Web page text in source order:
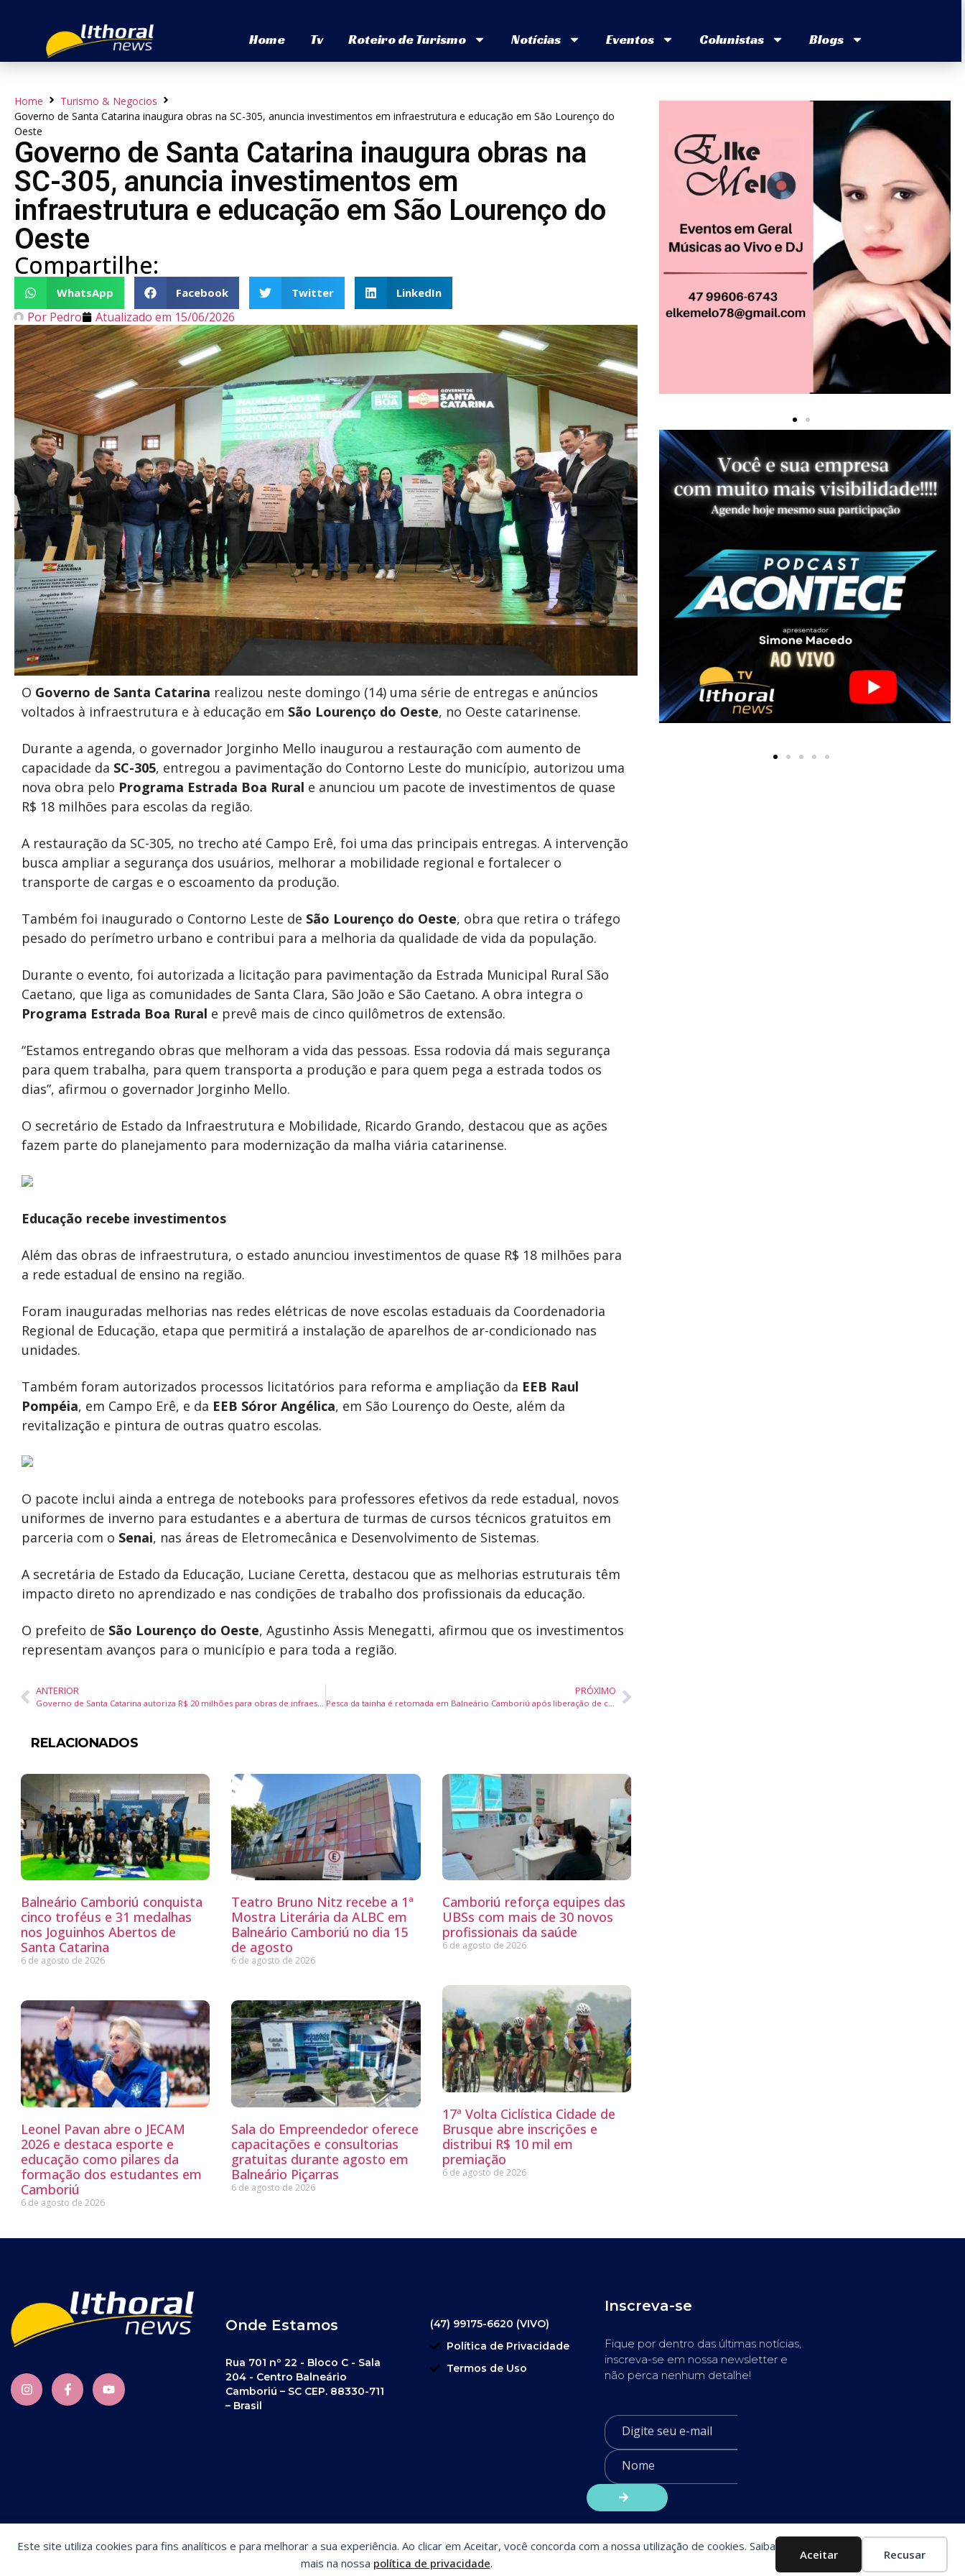
Este site utiliza cookies para fins analíticos e para melhorar a sua experiência. Ao clicar em Aceitar, você concorda com a nossa utilização de cookies. Saiba
mais na nossa política de privacidade.
Aceitar Recusar
Preferências de cookies
Home Tv Roteiro de Turismo Notícias Eventos Colunistas Blogs
Home
Turismo & Negocios
Governo de Santa Catarina inaugura obras na SC-305, anuncia investimentos em infraestrutura e educação em São Lourenço do
Oeste
Governo de Santa Catarina inaugura obras na
SC-305, anuncia investimentos em
infraestrutura e educação em São Lourenço do
Oeste
Compartilhe:
WhatsApp Facebook Twitter LinkedIn
Por Pedro Atualizado em 15/06/2026
O Governo de Santa Catarina realizou neste domingo (14) uma série de entregas e anúncios
voltados à infraestrutura e à educação em São Lourenço do Oeste, no Oeste catarinense.
Durante a agenda, o governador Jorginho Mello inaugurou a restauração com aumento de
capacidade da SC-305, entregou a pavimentação do Contorno Leste do município, autorizou uma
nova obra pelo Programa Estrada Boa Rural e anunciou um pacote de investimentos de quase
R$ 18 milhões para escolas da região.
A restauração da SC-305, no trecho até Campo Erê, foi uma das principais entregas. A intervenção
busca ampliar a segurança dos usuários, melhorar a mobilidade regional e fortalecer o
transporte de cargas e o escoamento da produção.
Também foi inaugurado o Contorno Leste de São Lourenço do Oeste, obra que retira o tráfego
pesado do perímetro urbano e contribui para a melhoria da qualidade de vida da população.
Durante o evento, foi autorizada a licitação para pavimentação da Estrada Municipal Rural São
Caetano, que liga as comunidades de Santa Clara, São João e São Caetano. A obra integra o
Programa Estrada Boa Rural e prevê mais de cinco quilômetros de extensão.
“Estamos entregando obras que melhoram a vida das pessoas. Essa rodovia dá mais segurança
para quem trabalha, para quem transporta a produção e para quem pega a estrada todos os
dias”, afirmou o governador Jorginho Mello.
O secretário de Estado da Infraestrutura e Mobilidade, Ricardo Grando, destacou que as ações
fazem parte do planejamento para modernização da malha viária catarinense.
Educação recebe investimentos
Além das obras de infraestrutura, o estado anunciou investimentos de quase R$ 18 milhões para
a rede estadual de ensino na região.
Foram inauguradas melhorias nas redes elétricas de nove escolas estaduais da Coordenadoria
Regional de Educação, etapa que permitirá a instalação de aparelhos de ar-condicionado nas
unidades.
Também foram autorizados processos licitatórios para reforma e ampliação da EEB Raul
Pompéia, em Campo Erê, e da EEB Sóror Angélica, em São Lourenço do Oeste, além da
revitalização e pintura de outras quatro escolas.
O pacote inclui ainda a entrega de notebooks para professores efetivos da rede estadual, novos
uniformes de inverno para estudantes e a abertura de turmas de cursos técnicos gratuitos em
parceria com o Senai, nas áreas de Eletromecânica e Desenvolvimento de Sistemas.
A secretária de Estado da Educação, Luciane Ceretta, destacou que as melhorias estruturais têm
impacto direto no aprendizado e nas condições de trabalho dos profissionais da educação.
O prefeito de São Lourenço do Oeste, Agustinho Assis Menegatti, afirmou que os investimentos
representam avanços para o município e para toda a região.
ANTERIOR
Governo de Santa Catarina autoriza R$ 20 milhões para obras de infraestrutura, habitação e defesa civil em Quilombo
PRÓXIMO
Pesca da tainha é retomada em Balneário Camboriú após liberação de cota extra pelo Ministério da Pesca e Aquicultura
RELACIONADOS
Balneário Camboriú conquista
cinco troféus e 31 medalhas
nos Joguinhos Abertos de
Santa Catarina
6 de agosto de 2026
Teatro Bruno Nitz recebe a 1ª
Mostra Literária da ALBC em
Balneário Camboriú no dia 15
de agosto
6 de agosto de 2026
Camboriú reforça equipes das
UBSs com mais de 30 novos
profissionais da saúde
6 de agosto de 2026
Leonel Pavan abre o JECAM
2026 e destaca esporte e
educação como pilares da
formação dos estudantes em
Camboriú
6 de agosto de 2026
Sala do Empreendedor oferece
capacitações e consultorias
gratuitas durante agosto em
Balneário Piçarras
6 de agosto de 2026
17ª Volta Ciclística Cidade de
Brusque abre inscrições e
distribui R$ 10 mil em
premiação
6 de agosto de 2026
Onde Estamos
Rua 701 nº 22 - Bloco C - Sala
204 - Centro Balneário
Camboriú – SC CEP. 88330-711
– Brasil
(47) 99175-6620 (VIVO)
Política de Privacidade
Termos de Uso
Inscreva-se
Fique por dentro das últimas notícias,
inscreva-se em nossa newsletter e
não perca nenhum detalhe!
SiteSmart